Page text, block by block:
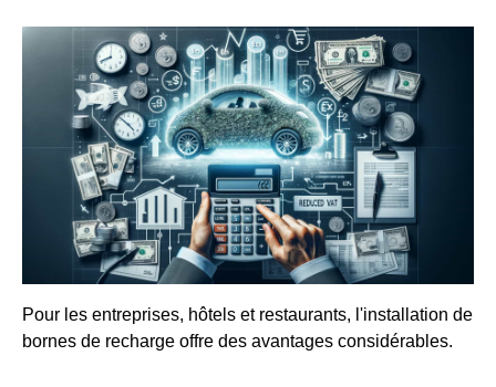
Pour les entreprises, hôtels et restaurants, l'installation de
bornes de recharge offre des avantages considérables.